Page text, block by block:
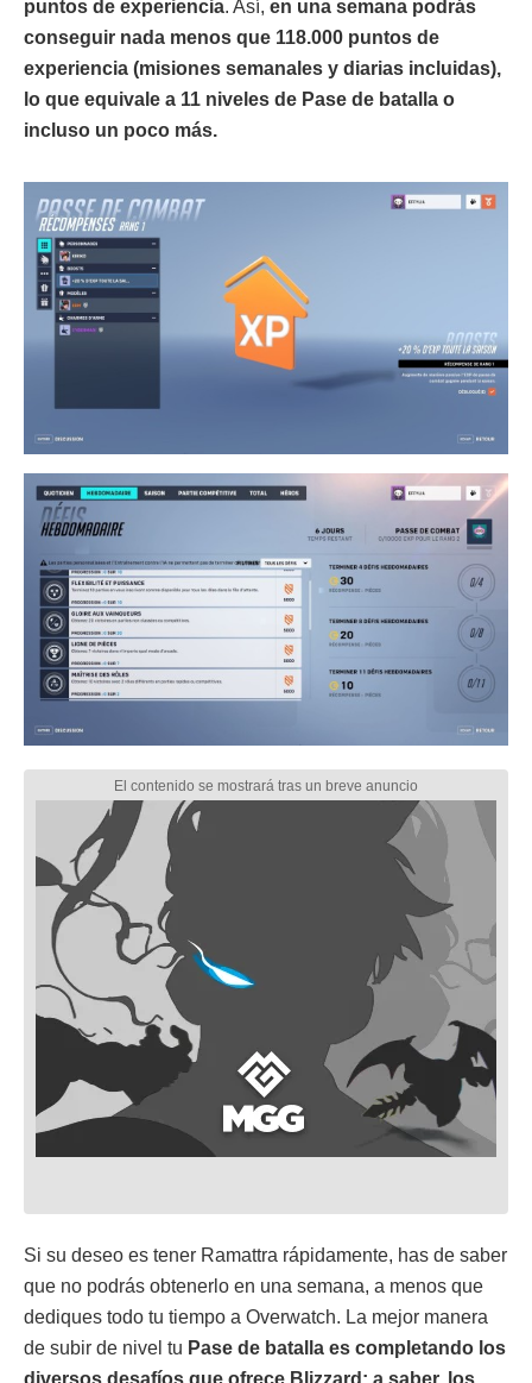
puntos de experiencia. Así, en una semana podrás
conseguir nada menos que 118.000 puntos de
experiencia (misiones semanales y diarias incluidas),
lo que equivale a 11 niveles de Pase de batalla o
incluso un poco más.
Si su deseo es tener Ramattra rápidamente, has de saber
que no podrás obtenerlo en una semana, a menos que
dediques todo tu tiempo a Overwatch. La mejor manera
de subir de nivel tu Pase de batalla es completando los